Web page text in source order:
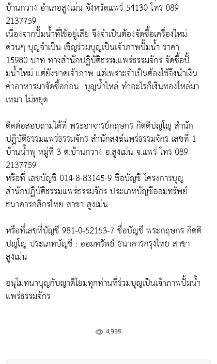
บ้านกวาง อำเภอสูงเม่น จังหวัดแพร่ 54130 โทร 089
2137759
เนื่องจากปั้มน้ำที่ใช้อยู่เสีย จึงจำเป็นต้องจัดซื้อเครื่องใหม่
ด่วนๆ บุญจำเป็น เชิญร่วมบุญเป็นเจ้าภาพปั้มน้ำ ราคา
15980 บาท ทางสำนักปฏิบัติธรรมแพร่ธรรมจักร จัดซื้อปั้
มน้ำใหม่ แต่ยังขาดเจ้าภาพ แต่เพราะจำเป็นต้องใช้จึงนำเงิน
ค่าอาหารมาจัดซื้อก่อน…บุญน้ำไหล่ ทำอะไรก็เงินทองไหล่มา
เทมา ไม่หยุด
ติดต่อสอบถามได้ที่ พระอาจารย์กฤษกร กิตติปญโญ สำนัก
ปฏิบัติธรรมแพร่ธรรมจักร สำนักสงฆ์แพร่ธรรมจักร เลขที่ 1
บ้านน้ำพุ หมู่ที่ 3 ต.บ้านกวาง อ.สูงเม่น จ.แพร่ โทร 089
2137759
หรือที่ เลขบัญชี 014-8-83145-9 ชื่อบัญชี โครงการบุญ
สำนักปฏิบัติธรรมแพร่ธรรมจักร ประเภทบัญชีออมทรัพย์
ธนาคารกสิกรไทย สาขา สูงเม่น
หรือที่เลขที่บัญชี 981-0-52153-7 ชื่อบัญชี พระกฤษกร กิตติ
ปญโญ ประเภทบัญชี : ออมทรัพย์ ธนาคารกรุงไทย สาขา
สูงเม่น
อนุโมทนาบุญกับญาติโยมทุกท่านที่ร่วมบุญเป็นเจ้าภาพปั้มน้ำ
แพร่ธรรมจักร
4,939